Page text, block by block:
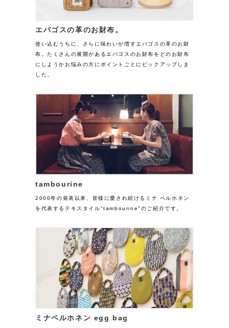
エバゴスの革のお財布。
使い込むうちに、さらに味わいが増すエバゴスの革のお財
布。たくさんの展開があるエバゴスのお財布をどのお財布
にしようかお悩みの方にポイントごとにピックアップしま
した。
tambourine
2000年の発表以来、皆様に愛され続けるミナ ペルホネン
を代表するテキスタイル"tambourine"のご紹介です。
ミナペルホネン egg bag